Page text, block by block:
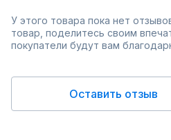
У этого товара пока нет
товар, поделитесь своим
покупатели будут вам
Оставить отзыв